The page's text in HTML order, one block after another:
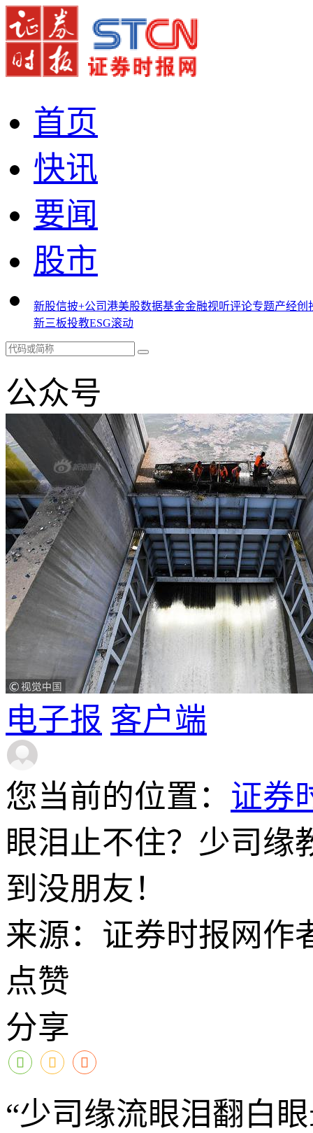
首页
快讯
要闻
股市
新股信披+公司港美股数据基金金融视听评论专题产经创
新三板投教ESG滚动
公众号
电子报 客户端
您当前的位置： 证券
眼泪止不住？少司缘
到没朋友！
来源：证券时报网作
点赞
分享
“少司缘流眼泪翻白